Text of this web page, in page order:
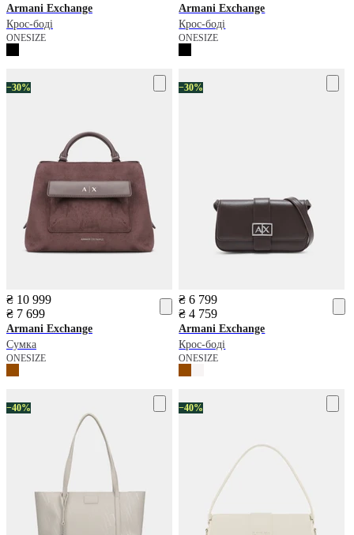
Armani Exchange
Крос-боді
ONESIZE
Armani Exchange
Крос-боді
ONESIZE
−30%
₴ 10 999
₴ 7 699
Armani Exchange
Сумка
ONESIZE
−30%
₴ 6 799
₴ 4 759
Armani Exchange
Крос-боді
ONESIZE
−40% −40%